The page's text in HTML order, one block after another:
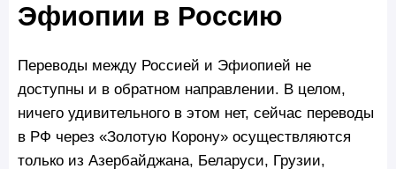
Эфиопии в Россию
Переводы между Россией и Эфиопией не
доступны и в обратном направлении. В целом,
ничего удивительного в этом нет, сейчас переводы
в РФ через «Золотую Корону» осуществляются
только из Азербайджана, Беларуси, Грузии,